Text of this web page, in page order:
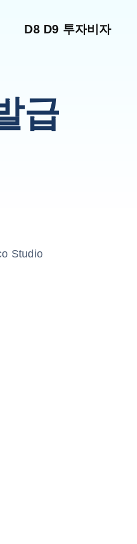
D8 D9 투자비자
급
Studio